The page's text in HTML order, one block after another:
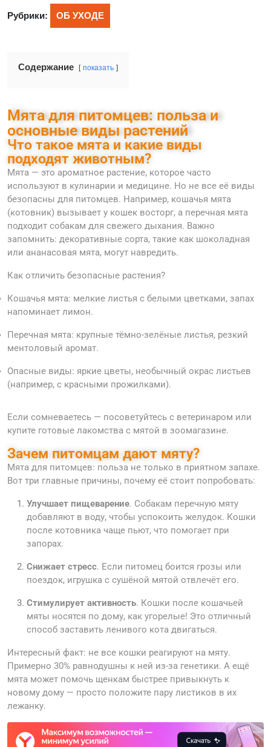
Рубрики: ОБ УХОДЕ
Содержание показать
Мята для питомцев: польза и
основные виды растений
Что такое мята и какие виды
подходят животным?
Мята — это ароматное растение, которое часто
используют в кулинарии и медицине. Но не все её виды
безопасны для питомцев. Например, кошачья мята
(котовник) вызывает у кошек восторг, а перечная мята
подходит собакам для свежего дыхания. Важно
запомнить: декоративные сорта, такие как шоколадная
или ананасовая мята, могут навредить.
Как отличить безопасные растения?
Кошачья мята: мелкие листья с белыми цветками, запах
напоминает лимон.
Перечная мята: крупные тёмно-зелёные листья, резкий
ментоловый аромат.
Опасные виды: яркие цветы, необычный окрас листьев
(например, с красными прожилками).
Если сомневаетесь — посоветуйтесь с ветеринаром или
купите готовые лакомства с мятой в зоомагазине.
Зачем питомцам дают мяту?
Мята для питомцев: польза не только в приятном запахе.
Вот три главные причины, почему её стоит попробовать:
Улучшает пищеварение. Собакам перечную мяту
добавляют в воду, чтобы успокоить желудок. Кошки
после котовника чаще пьют, что помогает при
запорах.
Снижает стресс. Если питомец боится грозы или
поездок, игрушка с сушёной мятой отвлечёт его.
Стимулирует активность. Кошки после кошачьей
мяты носятся по дому, как угорелые! Это отличный
способ заставить ленивого кота двигаться.
Интересный факт: не все кошки реагируют на мяту.
Примерно 30% равнодушны к ней из-за генетики. А ещё
мята может помочь щенкам быстрее привыкнуть к
новому дому — просто положите пару листиков в их
лежанку.